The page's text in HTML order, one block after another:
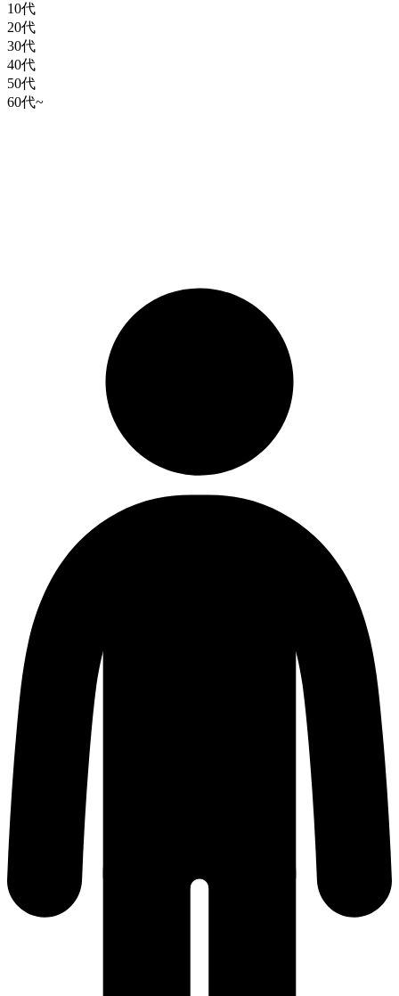
10代
20代
30代
40代
50代
60代~